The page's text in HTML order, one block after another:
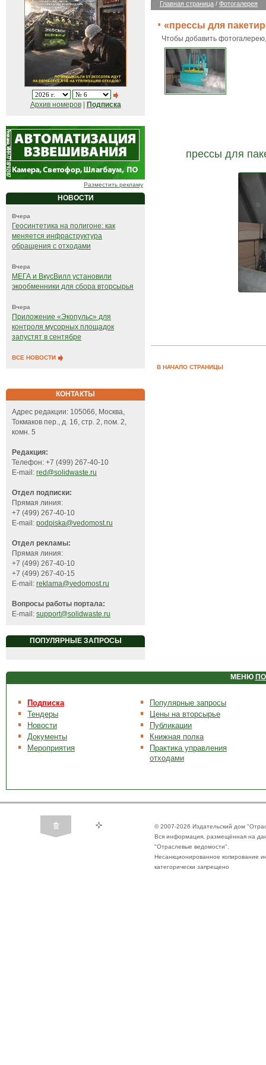
Архив номеров| Подписка
Разместить рекламу
НОВОСТИ
Вчера
Геосинтетика на полигоне: как
меняется инфраструктура
обращения с отходами
Вчера
МЕГА и ВкусВилл установили
экообменники для сбора вторсырья
Вчера
Приложение «Экопульс» для
контроля мусорных площадок
запустят в сентябре
ВСЕ НОВОСТИ
КОНТАКТЫ
Адрес редакции: 105066, Москва,
Токмаков пер., д. 16, стр. 2, пом. 2,
комн. 5
Редакция:
Телефон: +7 (499) 267-40-10
E-mail: red@solidwaste.ru
Отдел подписки:
Прямая линия:
+7 (499) 267-40-10
E-mail: podpiska@vedomost.ru
Отдел рекламы:
Прямая линия:
+7 (499) 267-40-10
+7 (499) 267-40-15
E-mail: reklama@vedomost.ru
Вопросы работы портала:
E-mail: support@solidwaste.ru
ПОПУЛЯРНЫЕ ЗАПРОСЫ
Главная страница / Фотогалерея
«прессы для
Чтобы добавить
прессы для
В НАЧАЛО СТРАНИЦЫ
МЕНЮ
Подписка
Тендеры
Новости
Документы
Мероприятия
Популярные запросы
Цены на вторсырье
Публикации
Книжная полка
Практика управления
отходами
© 2007-2026 Издательский дом
Вся информация, размещённая на
"Отраслевые ведомости".
Несанкционированное копирование
категорически запрещено